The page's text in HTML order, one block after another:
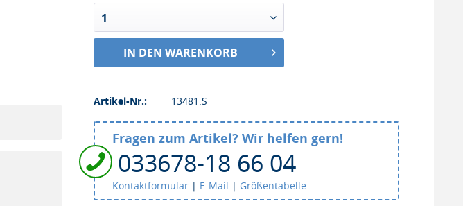
1
IN DEN WARENKORB
Artikel-Nr.: 13481.S
Fragen zum Artikel? Wir helfen gern!
033678-18 66 04
Kontaktformular | E-Mail | Größentabelle